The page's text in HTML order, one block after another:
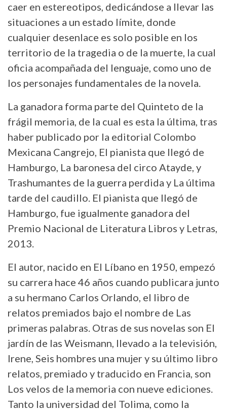
caer en estereotipos, dedicándose a llevar las
situaciones a un estado límite, donde
cualquier desenlace es solo posible en los
territorio de la tragedia o de la muerte, la cual
oficia acompañada del lenguaje, como uno de
los personajes fundamentales de la novela.
La ganadora forma parte del Quinteto de la
frágil memoria, de la cual es esta la última, tras
haber publicado por la editorial Colombo
Mexicana Cangrejo, El pianista que llegó de
Hamburgo, La baronesa del circo Atayde, y
Trashumantes de la guerra perdida y La última
tarde del caudillo. El pianista que llegó de
Hamburgo, fue igualmente ganadora del
Premio Nacional de Literatura Libros y Letras,
2013.
El autor, nacido en El Líbano en 1950, empezó
su carrera hace 46 años cuando publicara junto
a su hermano Carlos Orlando, el libro de
relatos premiados bajo el nombre de Las
primeras palabras. Otras de sus novelas son El
jardín de las Weismann, llevado a la televisión,
Irene, Seis hombres una mujer y su último libro
relatos, premiado y traducido en Francia, son
Los velos de la memoria con nueve ediciones.
Tanto la universidad del Tolima, como la